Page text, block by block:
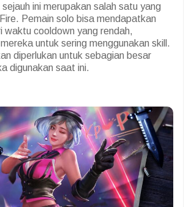
sejauh ini merupakan salah satu yang
Pemain solo bisa mendapatkan
waktu cooldown yang rendah,
untuk sering menggunakan skill.
diperlukan untuk sebagian besar
digunakan saat ini.